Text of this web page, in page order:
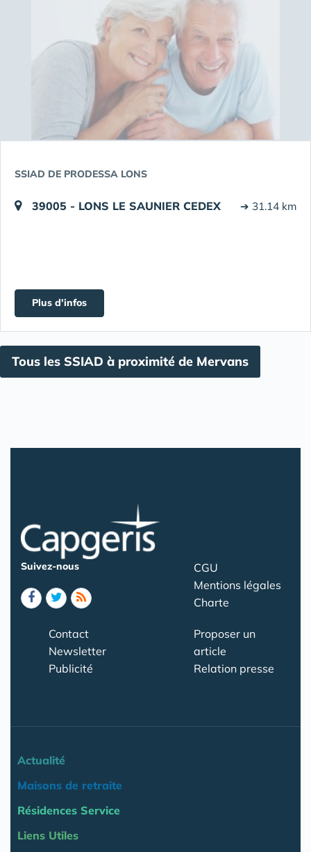
SSIAD DE PRODESSA LONS
39005 - LONS LE SAUNIER CEDEX ➔ 31.14 km
Plus d'infos
Tous les SSIAD à proximité de Mervans
Suivez-nous
CGU
Mentions légales
Charte
Contact
Newsletter
Publicité
Proposer un
article
Relation presse
Actualité
Maisons de retraite
Résidences Service
Liens Utiles